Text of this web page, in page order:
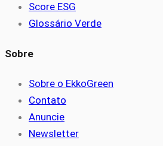
Score ESG
Glossário Verde
Sobre
Sobre o EkkoGreen
Contato
Anuncie
Newsletter